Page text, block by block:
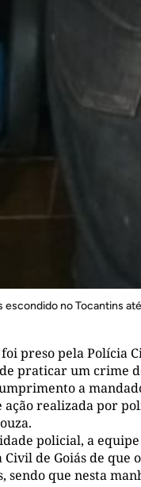
no Tocantins
preso pela Polícia
praticar um crime
a
realizada por
policial, a
de Goiás de
que nesta